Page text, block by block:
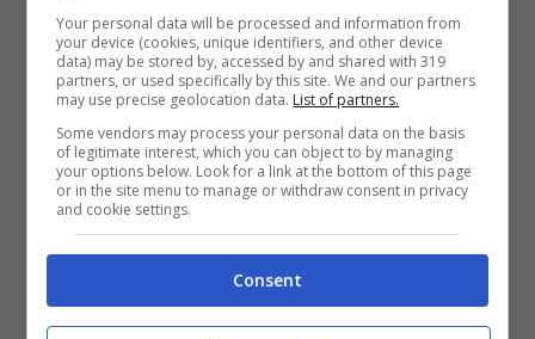
e Alcaraz rivelano una
ambizione ancora
viva, pronta a trasformarsi, in quanto tale, in
rischio concreto per i dominatori.
Your personal data will be processed and information from
your device (cookies, unique identifiers, and other device
data) may be stored by, accessed by and shared with 319
partners, or used specifically by this site. We and our partners
may use precise geolocation data. List of partners.
Some vendors may process your personal data on the basis
of legitimate interest, which you can object to by managing
your options below. Look for a link at the bottom of this page
or in the site menu to manage or withdraw consent in privacy
and cookie settings.
Consent